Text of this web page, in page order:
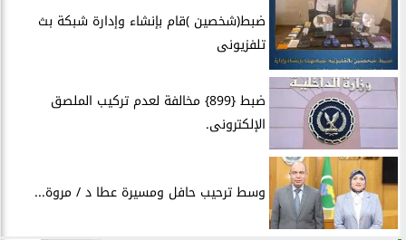
ضبط(شخصين )قام بإنشاء وإدارة شبكة بث
تلفزيونى
ضبط {899} مخالفة لعدم تركيب الملصق
الإلكترونى.
وسط ترحيب حافل ومسيرة عطا د / مروة...